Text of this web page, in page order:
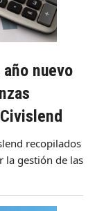
nuevo
recopilados
la gestión de las